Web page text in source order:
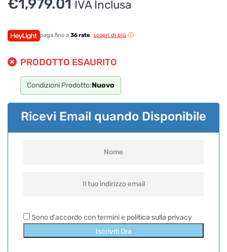
€1,979.01 IVA Inclusa
paga fino a 36 rate, scopri di più
PRODOTTO ESAURITO
Condizioni Prodotto:Nuovo
Ricevi Email quando Disponibile
Sono d'accordo con termini e politica sulla privacy
Iscriviti Ora